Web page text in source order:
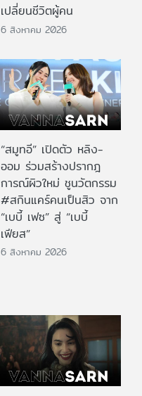
เปลี่ยนชีวิตผู้คน
6 สิงหาคม 2026
“สมูทอี” เปิดตัว หลิง-
ออม ร่วมสร้างปรากฎ
การณ์ผิวใหม่ ชูนวัตกรรม
#สกินแคร์คนเป็นสิว จาก
“เบบี้ เฟซ” สู่ “เบบี้
เฟียส”
6 สิงหาคม 2026